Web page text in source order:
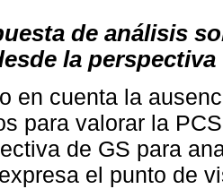
de análisis
la
en cuenta la
para valorar la
de GS para
el punto de